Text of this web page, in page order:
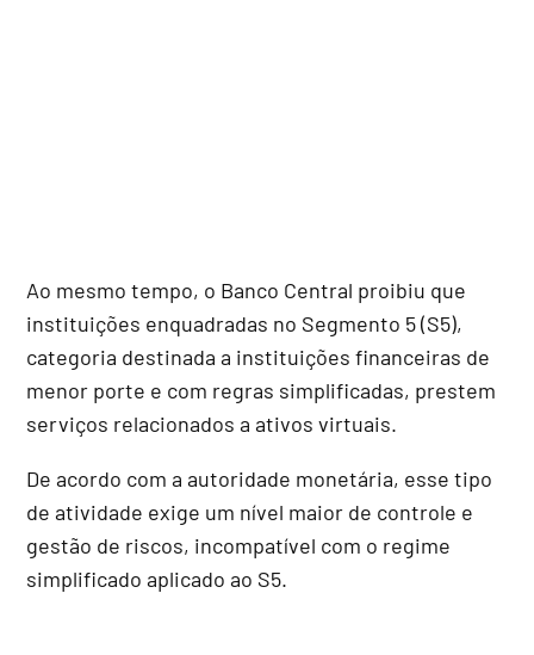
Ao mesmo tempo, o Banco Central proibiu que
instituições enquadradas no Segmento 5 (S5),
categoria destinada a instituições financeiras de
menor porte e com regras simplificadas, prestem
serviços relacionados a ativos virtuais.
De acordo com a autoridade monetária, esse tipo
de atividade exige um nível maior de controle e
gestão de riscos, incompatível com o regime
simplificado aplicado ao S5.